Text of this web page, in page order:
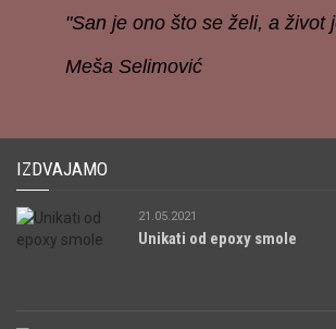
"San je ono što se želi, a život
Meša Selimović
IZDVAJAMO
21.05.2021
Unikati od epoxy smole